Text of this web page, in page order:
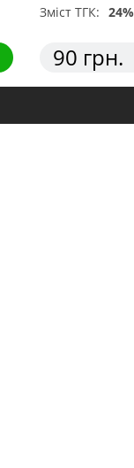
Зміст ТГК: 24%
90 грн.